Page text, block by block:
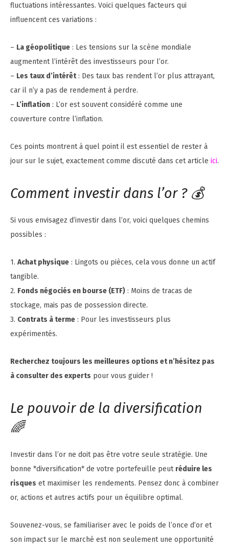
fluctuations intéressantes. Voici quelques facteurs qui
influencent ces variations :
– La géopolitique : Les tensions sur la scène mondiale
augmentent l’intérêt des investisseurs pour l’or.
– Les taux d’intérêt: Des taux bas rendent l’or plus attrayant,
car il n’y a pas de rendement à perdre.
– L’inflation : L’or est souvent considéré comme une
couverture contre l’inflation.
Ces points montrent à quel point il est essentiel de rester à
jour sur le sujet, exactement comme discuté dans cet article ici.
Comment investir dans l’or ? 💰
Si vous envisagez d’investir dans l’or, voici quelques chemins
possibles :
1. Achat physique : Lingots ou pièces, cela vous donne un actif
tangible.
2. Fonds négociés en bourse (ETF) : Moins de tracas de
stockage, mais pas de possession directe.
3. Contrats à terme : Pour les investisseurs plus
expérimentés.
Recherchez toujours les meilleures options et n’hésitez pas
à consulter des experts pour vous guider !
Le pouvoir de la diversification
🌈
Investir dans l’or ne doit pas être votre seule stratégie. Une
bonne *diversification* de votre portefeuille peut réduire les
risques et maximiser les rendements. Pensez donc à combiner
or, actions et autres actifs pour un équilibre optimal.
Souvenez-vous, se familiariser avec le poids de l’once d’or et
son impact sur le marché est non seulement une opportunité